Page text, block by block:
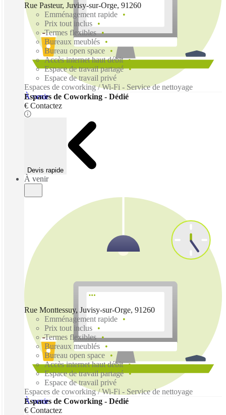
À venir
Rue Pasteur, Juvisy-sur-Orge, 91260
Emménagement rapide
Prix tout inclus
Termes flexibles
Bureaux meublés
Bureau open space
Accès internet haut débit
Espace de travail partagé
Espace de travail privé
Espaces de coworking / Wi-Fi - Service de nettoyage
Espaces de Coworking - Dédié
€ Contactez
Devis rapide
À venir
À venir
Rue Monttessuy, Juvisy-sur-Orge, 91260
Emménagement rapide
Prix tout inclus
Termes flexibles
Bureaux meublés
Bureau open space
Accès internet haut débit
Espace de travail partagé
Espace de travail privé
Espaces de coworking / Wi-Fi - Service de nettoyage
Espaces de Coworking - Dédié
€ Contactez